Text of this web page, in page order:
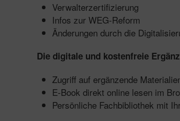
Verwalterzertifizierung
Infos zur WEG-Reform
Änderungen durch die
Die digitale und kostenfreie
Zugriff auf ergänzende
E-Book direkt online lesen im
Persönliche Fachbibliothek mit